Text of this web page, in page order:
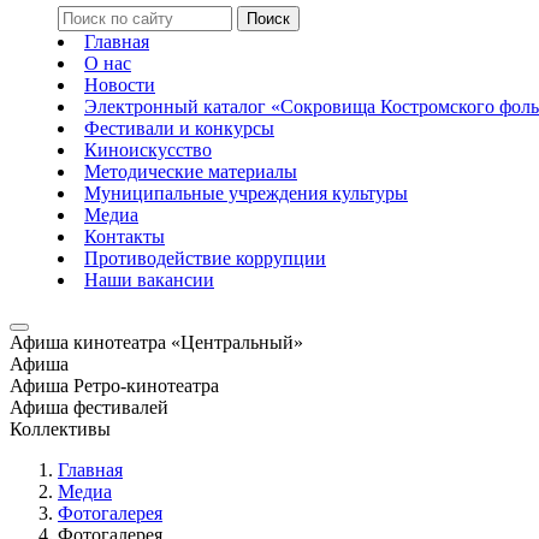
Главная
О нас
Новости
Электронный каталог «Сокровища Костромского
Фестивали и конкурсы
Киноискусство
Методические материалы
Муниципальные учреждения культуры
Медиа
Контакты
Противодействие коррупции
Наши вакансии
Афиша кинотеатра «Центральный»
Афиша
Афиша Ретро-кинотеатра
Афиша фестивалей
Коллективы
Главная
Медиа
Фотогалерея
Фотогалерея